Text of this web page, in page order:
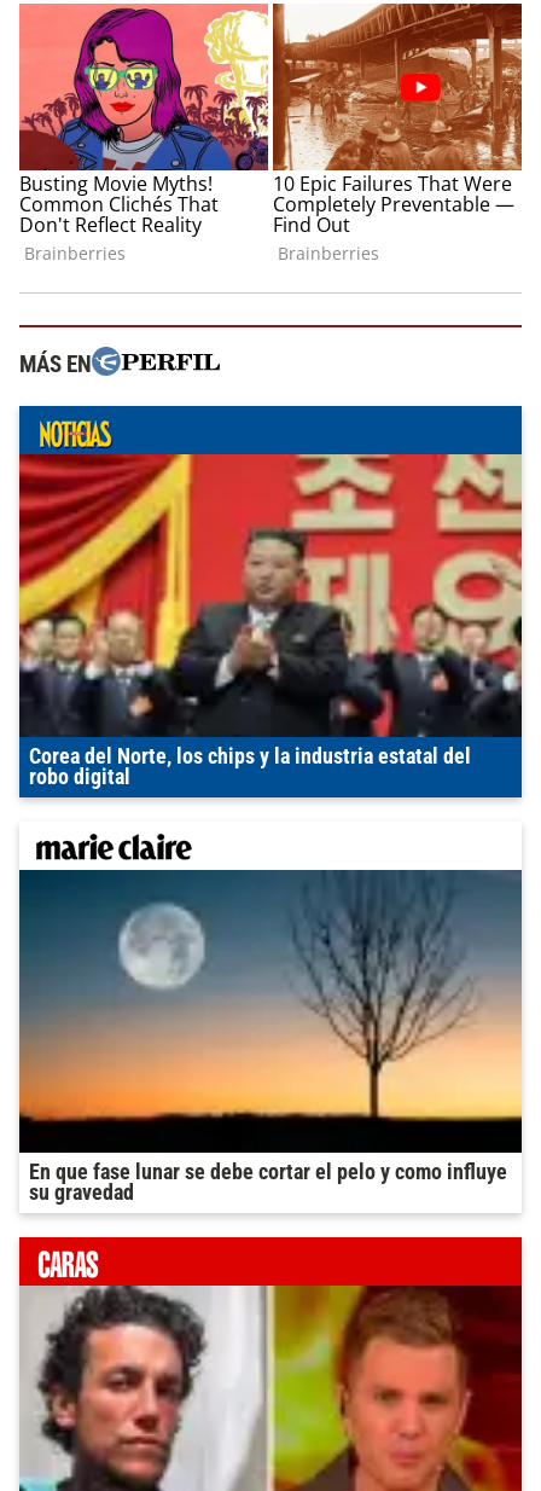
MÁS EN
Corea del Norte, los chips y la industria estatal del
robo digital
En que fase lunar se debe cortar el pelo y como influye
su gravedad